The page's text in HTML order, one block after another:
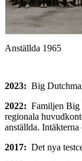
Anställda 1965
2023: Big
2022: Familjen Big
regionala
anställda.
2017: Det nya